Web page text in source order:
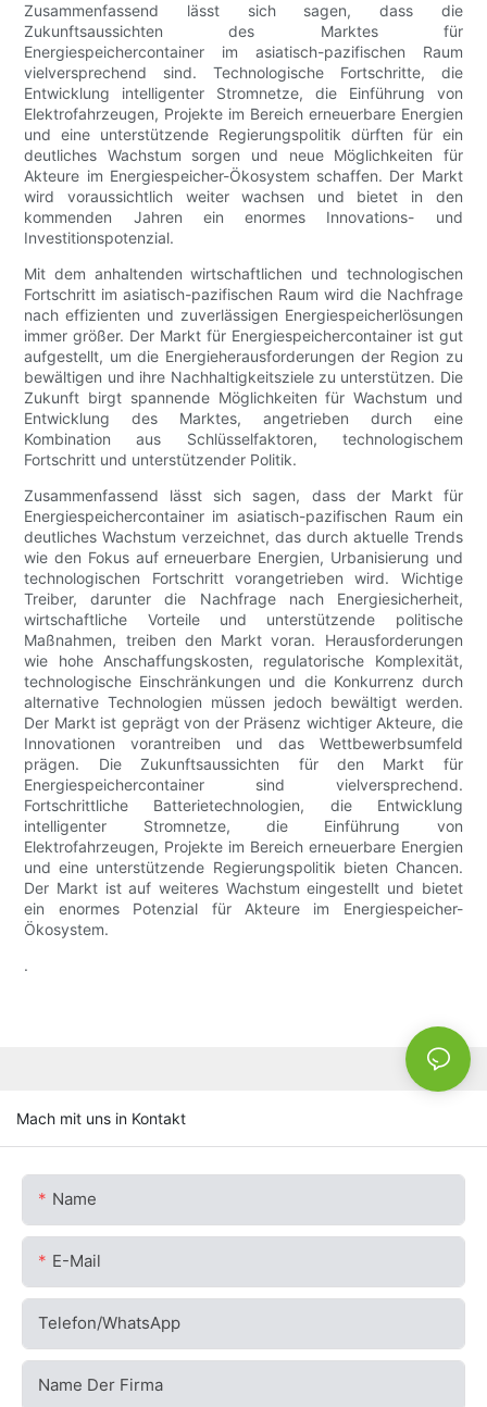
Zusammenfassend lässt sich sagen, dass die
Zukunftsaussichten des Marktes für
Energiespeichercontainer im asiatisch-pazifischen Raum
vielversprechend sind. Technologische Fortschritte, die
Entwicklung intelligenter Stromnetze, die Einführung von
Elektrofahrzeugen, Projekte im Bereich erneuerbare Energien
und eine unterstützende Regierungspolitik dürften für ein
deutliches Wachstum sorgen und neue Möglichkeiten für
Akteure im Energiespeicher-Ökosystem schaffen. Der Markt
wird voraussichtlich weiter wachsen und bietet in den
kommenden Jahren ein enormes Innovations- und
Investitionspotenzial.
Mit dem anhaltenden wirtschaftlichen und technologischen
Fortschritt im asiatisch-pazifischen Raum wird die Nachfrage
nach effizienten und zuverlässigen Energiespeicherlösungen
immer größer. Der Markt für Energiespeichercontainer ist gut
aufgestellt, um die Energieherausforderungen der Region zu
bewältigen und ihre Nachhaltigkeitsziele zu unterstützen. Die
Zukunft birgt spannende Möglichkeiten für Wachstum und
Entwicklung des Marktes, angetrieben durch eine
Kombination aus Schlüsselfaktoren, technologischem
Fortschritt und unterstützender Politik.
Zusammenfassend lässt sich sagen, dass der Markt für
Energiespeichercontainer im asiatisch-pazifischen Raum ein
deutliches Wachstum verzeichnet, das durch aktuelle Trends
wie den Fokus auf erneuerbare Energien, Urbanisierung und
technologischen Fortschritt vorangetrieben wird. Wichtige
Treiber, darunter die Nachfrage nach Energiesicherheit,
wirtschaftliche Vorteile und unterstützende politische
Maßnahmen, treiben den Markt voran. Herausforderungen
wie hohe Anschaffungskosten, regulatorische Komplexität,
technologische Einschränkungen und die Konkurrenz durch
alternative Technologien müssen jedoch bewältigt werden.
Der Markt ist geprägt von der Präsenz wichtiger Akteure, die
Innovationen vorantreiben und das Wettbewerbsumfeld
prägen. Die Zukunftsaussichten für den Markt für
Energiespeichercontainer sind vielversprechend.
Fortschrittliche Batterietechnologien, die Entwicklung
intelligenter Stromnetze, die Einführung von
Elektrofahrzeugen, Projekte im Bereich erneuerbare Energien
und eine unterstützende Regierungspolitik bieten Chancen.
Der Markt ist auf weiteres Wachstum eingestellt und bietet
ein enormes Potenzial für Akteure im Energiespeicher-
Ökosystem.
.
Mach mit uns in Kontakt
Name
E-Mail
Telefon/WhatsApp
Name Der Firma